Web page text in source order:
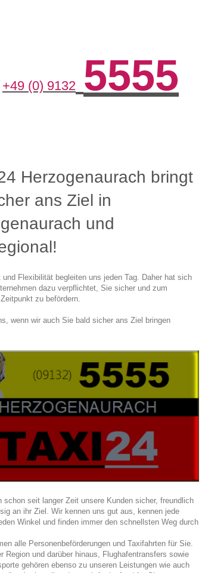
+49 (0) 9132 5555
Herzogenaurach bringt
ans Ziel in
und
und Flexibilität begleiten uns jeden Tag. Daher hat sich
dazu verpflichtet, Sie sicher und zum
zu befördern.
wenn wir auch Sie bald sicher ans Ziel bringen
schon seit langer Zeit unsere Kunden sicher, freundlich
an ihr Ziel. Wir kennen uns gut aus, kennen jede
Winkel und finden immer den schnellsten Weg durch
alle Personenbeförderungen und Taxifahrten für Sie.
Region und darüber hinaus, Flughafentransfers sowie
gehören ebenso zu unseren Leistungen wie auch